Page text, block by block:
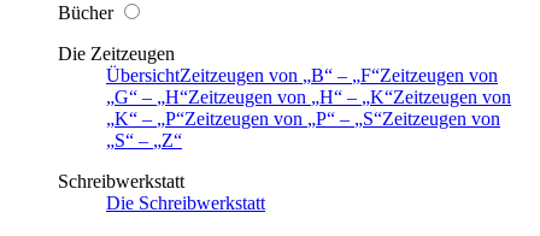
Bücher
Die Zeitzeugen
ÜbersichtZeitzeugen von B – F Zeitzeugen von
G
– H Zeitzeugen von H – K Zeitzeugen von
K
– P Zeitzeugen von P – S Zeitzeugen von
S
–
Z
Schreibwerkstatt
Die Schreibwerkstatt